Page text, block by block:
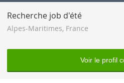
Recherche job d'été
Alpes-Maritimes, France
Voir le profil